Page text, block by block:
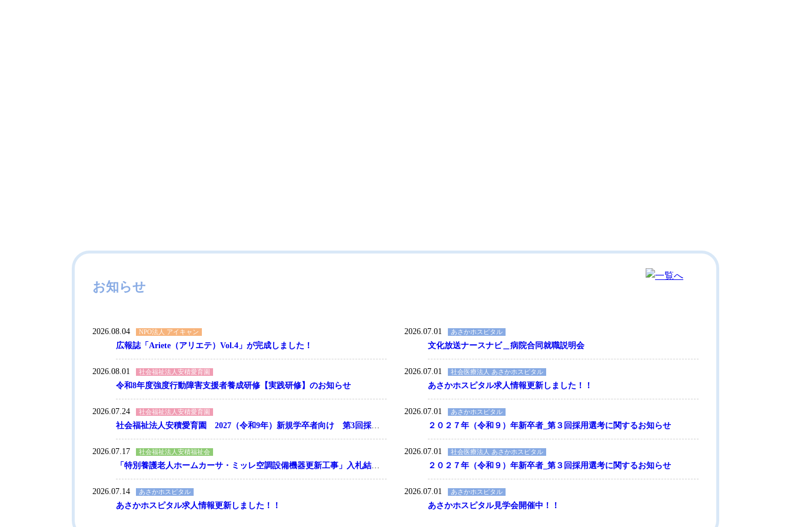
お知らせ
2026.08.04 NPO法人 アイキャン
広報誌「Ariete（アリエテ）Vol.4」が完成しました！
2026.08.01 社会福祉法人安積愛育園
令和8年度強度行動障害支援者養成研修【実践研修】のお知らせ
2026.07.24 社会福祉法人安積愛育園
2026.07.17 社会福祉法人安積福祉会
2026.07.14 あさかホスピタル
あさかホスピタル求人情報更新しました！！
2026.07.01 あさかホスピタル
文化放送ナースナビ＿病院合同就職説明会
2026.07.01 社会医療法人 あさかホスピタル
あさかホスピタル求人情報更新しました！！
2026.07.01 あさかホスピタル
２０２７年（令和９）年新卒者_第３回採用選考に関するお知らせ
2026.07.01 社会医療法人 あさかホスピタル
２０２７年（令和９）年新卒者_第３回採用選考に関するお知らせ
2026.07.01 あさかホスピタル
あさかホスピタル見学会開催中！！